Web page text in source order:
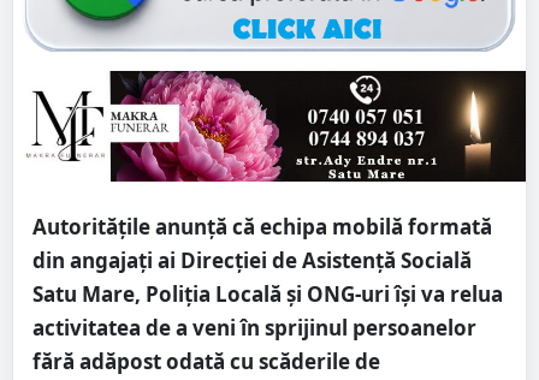
Autoritățile anunță că echipa mobilă formată
din angajați ai Direcției de Asistență Socială
Satu Mare, Poliția Locală și ONG-uri își va relua
activitatea de a veni în sprijinul persoanelor
fără adăpost odată cu scăderile de